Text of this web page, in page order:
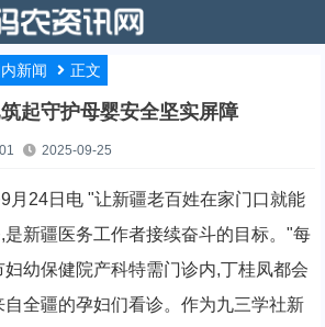
新闻 正文
起守护母婴安全坚实屏障
2025-09-25
24日电 "让新疆老百姓在家门口就能
新疆医务工作者接续奋斗的目标。"每
妇幼保健院产科特需门诊内,丁桂凤都会
全疆的孕妇们看诊。作为九三学社新